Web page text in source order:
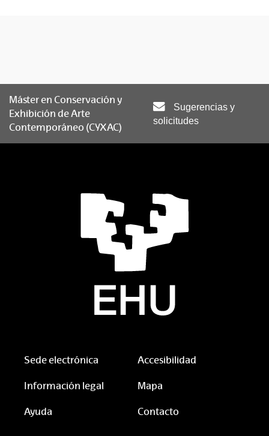
Máster en Conservación y
Exhibición de Arte
Contemporáneo (CYXAC)
Sugerencias y
solicitudes
Sede electrónica Accesibilidad
Información legal Mapa
Ayuda Contacto